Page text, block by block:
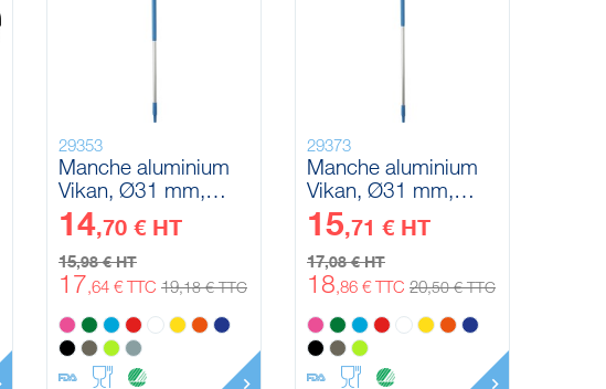
29353
Manche aluminium
Vikan, Ø31 mm,
1310 mm
14,70 € HT
15,98 € HT
17,64 € TTC 19,18 € TTC
29373
Manche aluminium
Vikan, Ø31 mm,
1510 mm
15,71 € HT
17,08 € HT
18,86 € TTC 20,50 € TTC